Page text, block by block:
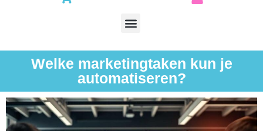
Welke marketingtaken kun je
automatiseren?